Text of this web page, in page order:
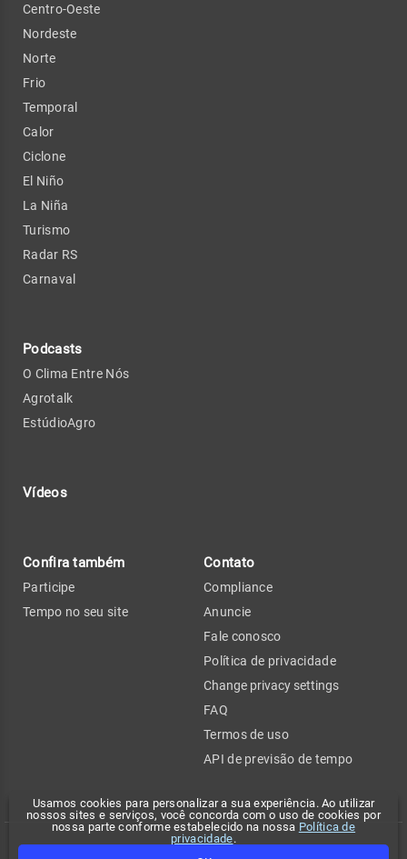
Usamos cookies para personalizar a sua experiência. Ao utilizar
nossos sites e serviços, você concorda com o uso de cookies por
nossa parte conforme estabelecido na nossa Política de
privacidade.
Centro-Oeste
Nordeste
Norte
Frio
Temporal
Calor
Ciclone
El Niño
La Niña
Turismo
Radar RS
Carnaval
Podcasts
O Clima Entre Nós
Agrotalk
EstúdioAgro
Vídeos
Confira também
Participe
Tempo no seu site
Contato
Compliance
Anuncie
Fale conosco
Política de privacidade
Change privacy settings
FAQ
Termos de uso
API de previsão de tempo